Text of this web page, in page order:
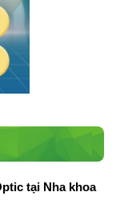
tại Nha khoa